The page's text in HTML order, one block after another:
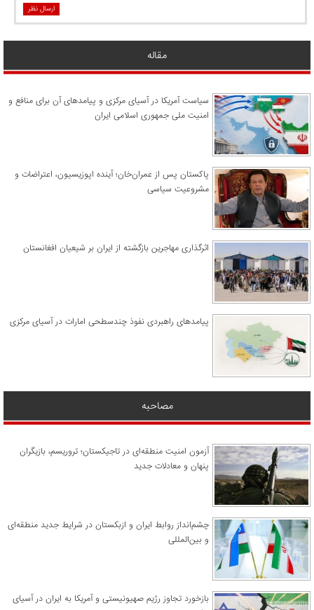
ارسال نظر
مقاله
سیاست آمریکا در آسیای مرکزی و پیامدهای آن برای منافع و
امنیت ملی جمهوری اسلامی ایران
پاکستان پس از عمران‌خان؛ آینده اپوزیسیون، اعتراضات و
مشروعیت سیاسی
اثرگذاری مهاجرین بازگشته از ایران بر شیعیان افغانستان
پیامدهای راهبردی نفوذ چندسطحی امارات در آسیای مرکزی
مصاحبه
آزمون امنیت منطقه‌ای در تاجیکستان؛ تروریسم، بازیگران
پنهان و معادلات جدید
چشم‌انداز روابط ایران و ازبکستان در شرایط جدید منطقه‌ای
و بین‌المللی
​بازخورد تجاوز رژیم صهیونیستی و آمریکا به ایران در آسیای